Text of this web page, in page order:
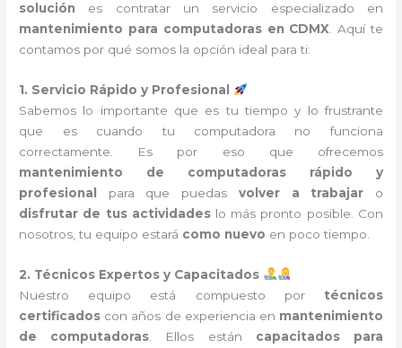
solución es contratar un servicio especializado en
mantenimiento para computadoras en CDMX . Aquí te
contamos por qué somos la opción ideal para ti:
1. Servicio Rápido y Profesional
Sabemos lo importante que es tu tiempo y lo frustrante
que es cuando tu computadora no funciona
correctamente. Es por eso que ofrecemos
mantenimiento de computadoras rápido y
profesional
para que puedas volver a trabajar o
disfrutar de tus actividadeslo más pronto posible. Con
nosotros, tu equipo estará como nuevo en poco tiempo.
2. Técnicos Expertos y Capacitados
Nuestro equipo está compuesto por técnicos
certificados con años de experiencia en mantenimiento
de computadoras . Ellos están capacitados para